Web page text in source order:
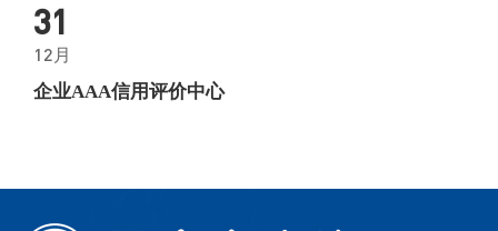
31
12月
企业AAA信用评价中心